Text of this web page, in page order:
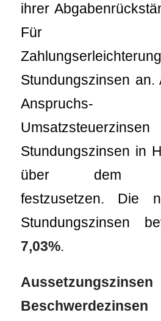
ihrer
Für
Stundungszinsen
Stundungszinsen in
über dem
festzusetzen. Die
Stundungszinsen
7,03%.
Beschwerdezinsen